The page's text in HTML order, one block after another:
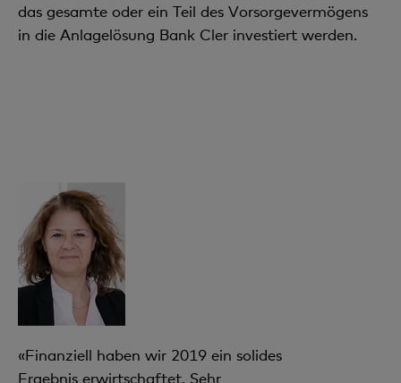
das gesamte oder ein Teil des Vorsorgevermögens
in die Anlagelösung Bank Cler investiert werden.
«Finanziell haben wir 2019 ein solides
Ergebnis erwirtschaftet. Sehr